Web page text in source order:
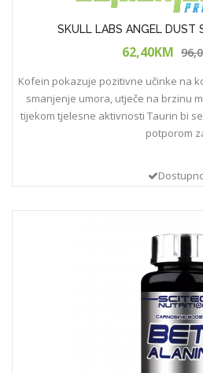
SKULL LABS ANGEL DUST
62,40KM
Kofein pokazuje pozitivne učinke na
smanjenje umora, utječe na brzinu
tijekom tjelesne aktivnosti Taurin bi
potporom